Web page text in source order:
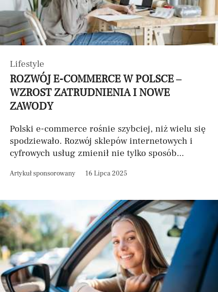
Lifestyle
ROZWÓJ E-COMMERCE W POLSCE –
WZROST ZATRUDNIENIA I NOWE
ZAWODY
Polski e-commerce rośnie szybciej, niż wielu się
spodziewało. Rozwój sklepów internetowych i
cyfrowych usług zmienił nie tylko sposób...
Artykuł sponsorowany 16 Lipca 2025